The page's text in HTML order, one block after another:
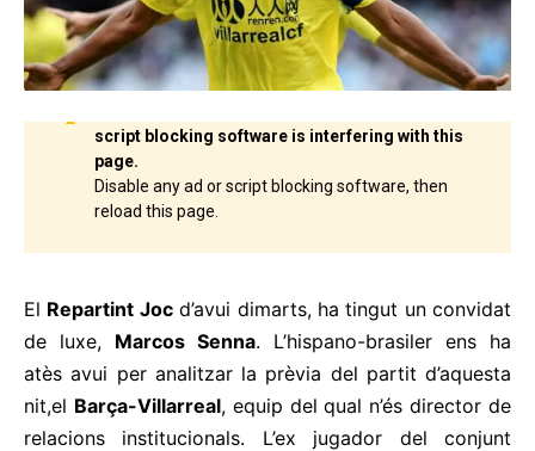
El Repartint Jocd’avui dimarts, ha tingut un convidat
de luxe, Marcos Senna. L’hispano-brasiler ens ha
atès avui per analitzar la prèvia del partit d’aquesta
nit,el Barça-Villarreal, equip del qual n’és director de
relacions institucionals. L’ex jugador del conjunt